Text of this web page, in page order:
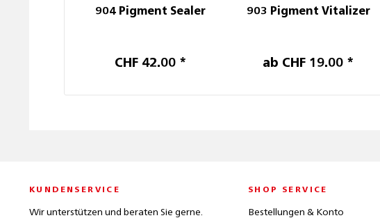
904 Pigment Sealer
CHF 42.00 *
903 Pigment Vitalizer
ab CHF 19.00 *
KUNDENSERVICE
Wir unterstützen und beraten Sie gerne.
SHOP SERVICE
Bestellungen & Konto